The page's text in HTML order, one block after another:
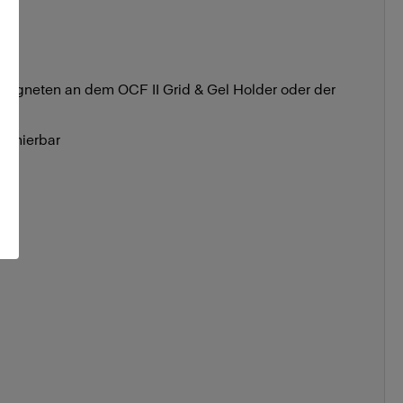
an dem OCF II Grid & Gel Holder oder der